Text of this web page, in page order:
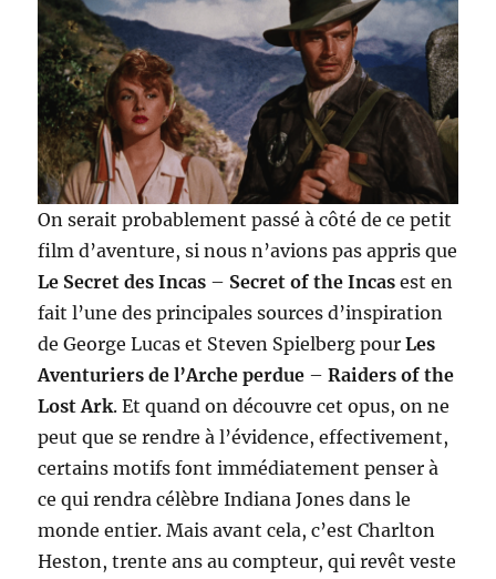
On serait probablement passé à côté de ce petit
film d’aventure, si nous n’avions pas appris que
Le Secret des Incas – Secret of the Incasest en
fait l’une des principales sources d’inspiration
de George Lucas et Steven Spielberg pourLes
Aventuriers de l’Arche perdue –Raiders of the
Lost Ark. Et quand on découvre cet opus, on ne
peut que se rendre à l’évidence, effectivement,
certains motifs font immédiatement penser à
ce qui rendra célèbre Indiana Jones dans le
monde entier. Mais avant cela, c’est Charlton
Heston, trente ans au compteur, qui revêt veste